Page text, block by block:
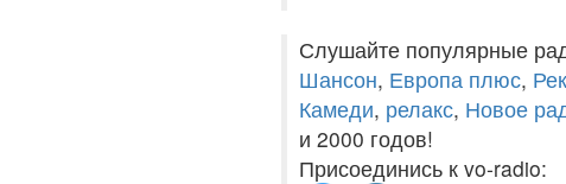
Слушайте популярные
Шансон, Европа плюс,
Камеди, релакс, Новое
и 2000 годов!
Присоединись к vo-radio: